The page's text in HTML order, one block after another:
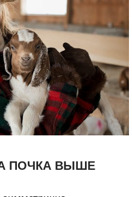
ПОЧКА ВЫШЕ